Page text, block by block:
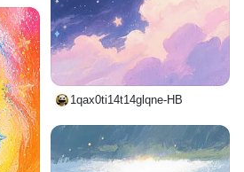
1qax0ti14t14glqne-HB